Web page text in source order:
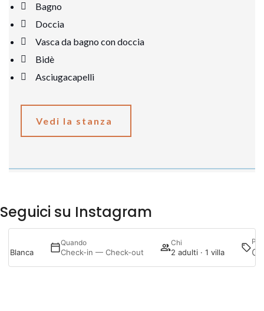
Bagno
Doccia
Vasca da bagno con doccia
Bidè
Asciugacapelli
Vedi la stanza
Seguici su Instagram
@menurka_
Blanca
Quando
Check-in — Check-out
Chi
2 adulti · 1 villa